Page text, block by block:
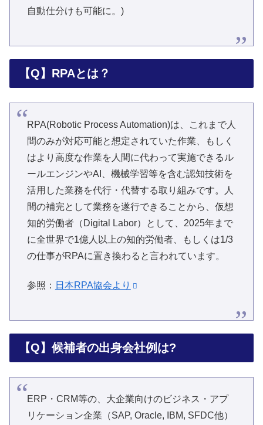
自動仕分けも可能に。)
【Q】RPAとは？
RPA(Robotic Process Automation)は、これまで人
間のみが対応可能と想定されていた作業、もしく
はより高度な作業を人間に代わって実施できるル
ールエンジンやAI、機械学習等を含む認知技術を
活用した業務を代行・代替する取り組みです。人
間の補完として業務を遂行できることから、仮想
知的労働者（Digital Labor）として、2025年まで
に全世界で1億人以上の知的労働者、もしくは1/3
の仕事がRPAに置き換わると言われています。
参照： 日本RPA協会より
【Q】候補者の出身会社例は?
ERP・CRM等の、大企業向けのビジネス・アプ
リケーション企業（SAP, Oracle, IBM, SFDC他）